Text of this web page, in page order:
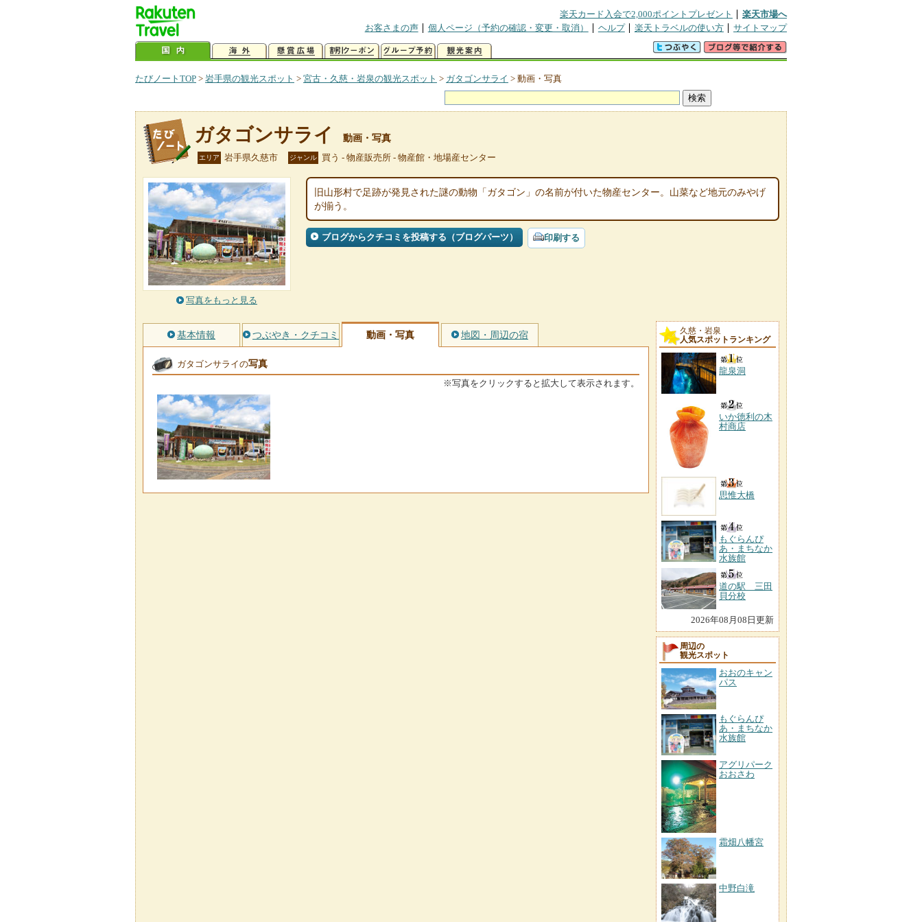
楽天カード入会で2,000ポイントプレゼント
楽天市場へ
お客さまの声
個人ページ（予約の確認・変更・取消） ヘルプ 楽天トラベルの使い方 サイトマップ
たびノートTOP > 岩手県の観光スポット > 宮古・久慈・岩泉の観光スポット > ガタゴンサライ > 動画・写真
ガタゴンサライ 動画・写真
エリア 岩手県久慈市 ジャンル 買う - 物産販売所 - 物産館・地場産センター
写真をもっと見る
旧山形村で足跡が発見された謎の動物「ガタゴン」の名前が付いた物産センター。山菜など地元のみやげ
が揃う。
ブログからクチコミを投稿する（ブログパーツ） 印刷する
基本情報 つぶやき・クチコミ 動画・写真 地図・周辺の宿
ガタゴンサライの写真
※写真をクリックすると拡大して表示されます。
久慈・岩泉
人気スポットランキング
龍泉洞
いか徳利の木
村商店
思惟大橋
もぐらんぴ
あ・まちなか
水族館
道の駅 三田
貝分校
2026年08月08日更新
周辺の
観光スポット
おおのキャン
パス
もぐらんぴ
あ・まちなか
水族館
アグリパーク
おおさわ
霜畑八幡宮
中野白滝